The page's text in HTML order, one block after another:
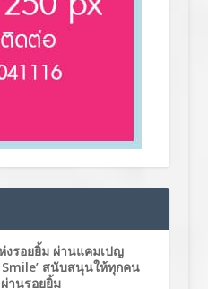
รอยยิ้ม ผ่านแคมเปญ
สนับสนุนให้ทุกคน
านรอยยิ้ม